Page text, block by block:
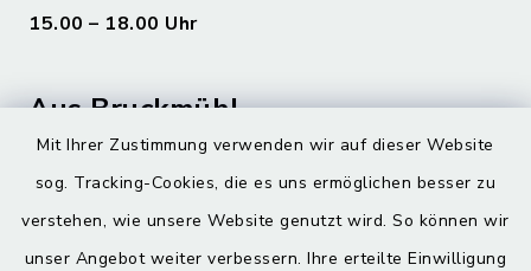
Mit Ihrer Zustimmung verwenden wir auf dieser Website
sog. Tracking-Cookies, die es uns ermöglichen besser zu
verstehen, wie unsere Website genutzt wird. So können wir
unser Angebot weiter verbessern. Ihre erteilte Einwilligung
15.00 – 18.00 Uhr
Aus Bruckmühl
Digitaler Ortsplan